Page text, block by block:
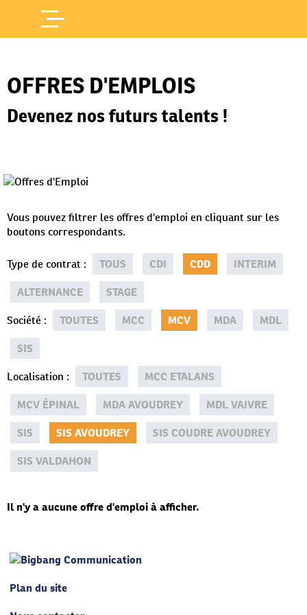
OFFRES D'EMPLOIS
Devenez nos futurs talents !
Vous pouvez filtrer les offres d'emploi en cliquant sur les
boutons correspondants.
Type de contrat : TOUS CDI CDD
INTERIM
ALTERNANCE
STAGE
Société : TOUTES MCC MCV MDA
MDL
SIS
Localisation : TOUTES
MCC ETALANS
MCV ÉPINAL
MDA AVOUDREY
MDL VAIVRE
SIS
SIS AVOUDREY
SIS COUDRE AVOUDREY
SIS VALDAHON
Il n'y a aucune offre d'emploi à afficher.
Plan du site